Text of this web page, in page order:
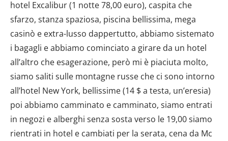
hotel Excalibur (1 notte 78,00 euro), caspita che
sfarzo, stanza spaziosa, piscina bellissima, mega
casinò e extra-lusso dappertutto, abbiamo sistemato
i bagagli e abbiamo cominciato a girare da un hotel
all’altro che esagerazione, però mi è piaciuta molto,
siamo saliti sulle montagne russe che ci sono intorno
all’hotel New York, bellissime (14 $ a testa, un’eresia)
poi abbiamo camminato e camminato, siamo entrati
in negozi e alberghi senza sosta verso le 19,00 siamo
rientrati in hotel e cambiati per la serata, cena da Mc